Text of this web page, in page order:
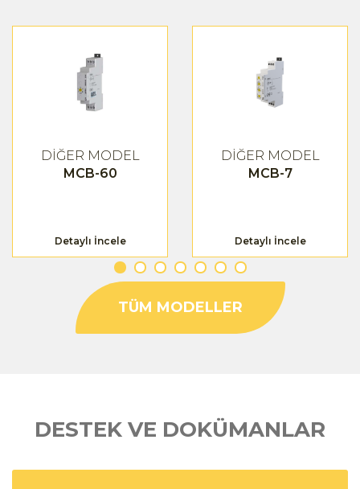
DİĞER MODEL
MCB-60
Detaylı İncele
DİĞER MODEL
MCB-7
Detaylı İncele
TÜM MODELLER
DESTEK VE DOKÜMANLAR